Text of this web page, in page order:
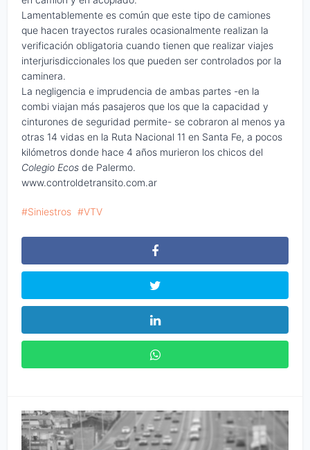
Lamentablemente es común que este tipo de camiones
que hacen trayectos rurales ocasionalmente realizan la
verificación obligatoria cuando tienen que realizar viajes
interjurisdiccionales los que pueden ser controlados por la
caminera.
La negligencia e imprudencia de ambas partes -en la
combi viajan más pasajeros que los que la capacidad y
cinturones de seguridad permite- se cobraron al menos ya
otras 14 vidas en la Ruta Nacional 11 en Santa Fe, a pocos
kilómetros donde hace 4 años murieron los chicos del
Colegio Ecos de Palermo.
www.controldetransito.com.ar
Siniestros VTV